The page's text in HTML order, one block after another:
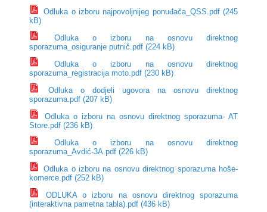
Odluka o izboru najpovoljnijeg ponuđača_QSS.pdf (245
kB)
Odluka o izboru na osnovu direktnog
sporazuma_osiguranje putnič.pdf (224 kB)
Odluka o izboru na osnovu direktnog
sporazuma_registracija moto.pdf (230 kB)
Odluka o dodjeli ugovora na osnovu direktnog
sporazuma.pdf (207 kB)
Odluka o izboru na osnovu direktnog sporazuma- AT
Store.pdf (236 kB)
Odluka o izboru na osnovu direktnog
sporazuma_Avdić-3A.pdf (226 kB)
Odluka o izboru na osnovu direktnog sporazuma hoše-
komerce.pdf (252 kB)
ODLUKA o izboru na osnovu direktnog sporazuma
(interaktivna pametna tabla).pdf (436 kB)